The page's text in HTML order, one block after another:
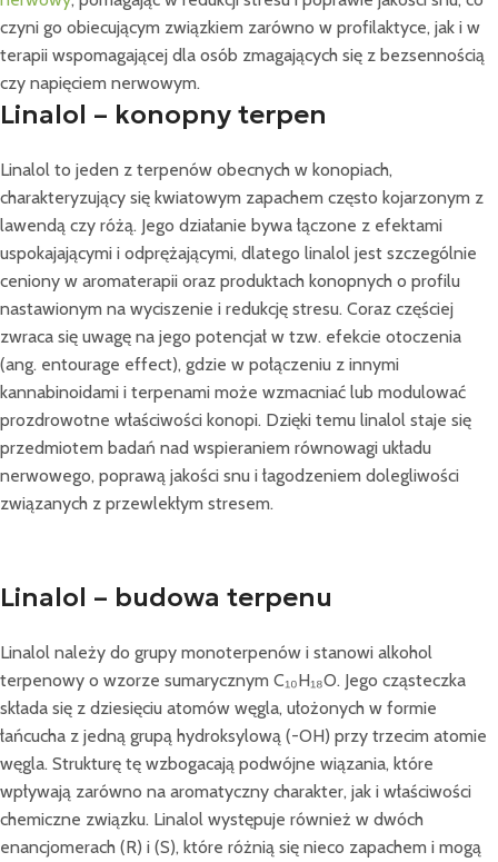
czyni go obiecującym związkiem zarówno w profilaktyce, jak i w
terapii wspomagającej dla osób zmagających się z bezsennością
czy napięciem nerwowym.
Linalol – konopny terpen
Linalol to jeden z terpenów obecnych w konopiach,
charakteryzujący się kwiatowym zapachem często kojarzonym z
lawendą czy różą. Jego działanie bywa łączone z efektami
uspokajającymi i odprężającymi, dlatego linalol jest szczególnie
ceniony w aromaterapii oraz produktach konopnych o profilu
nastawionym na wyciszenie i redukcję stresu. Coraz częściej
zwraca się uwagę na jego potencjał w tzw. efekcie otoczenia
(ang. entourage effect), gdzie w połączeniu z innymi
kannabinoidami i terpenami może wzmacniać lub modulować
prozdrowotne właściwości konopi. Dzięki temu linalol staje się
przedmiotem badań nad wspieraniem równowagi układu
nerwowego, poprawą jakości snu i łagodzeniem dolegliwości
związanych z przewlekłym stresem.
Linalol – budowa terpenu
Linalol należy do grupy monoterpenów i stanowi alkohol
terpenowy o wzorze sumarycznym C₁₀H₁₈O. Jego cząsteczka
składa się z dziesięciu atomów węgla, ułożonych w formie
łańcucha z jedną grupą hydroksylową (-OH) przy trzecim atomie
węgla. Strukturę tę wzbogacają podwójne wiązania, które
wpływają zarówno na aromatyczny charakter, jak i właściwości
chemiczne związku. Linalol występuje również w dwóch
enancjomerach (R) i (S), które różnią się nieco zapachem i mogą